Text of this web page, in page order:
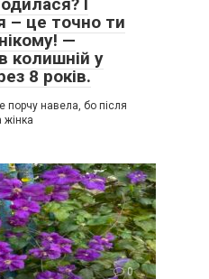
– це точно ти
—
колишній у
8 років.
порчу навела, бо після
0